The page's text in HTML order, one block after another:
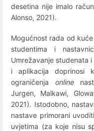
desetina nije imalo
Alonso, 2021).
Mogućnost rada od
studentima i
Umrežavanje studenata
i aplikacija doprinosi
ograničenja online
Jurgen, Malkawi,
2021). Istodobno,
nastave primorani
uvjetima (za koje nisu